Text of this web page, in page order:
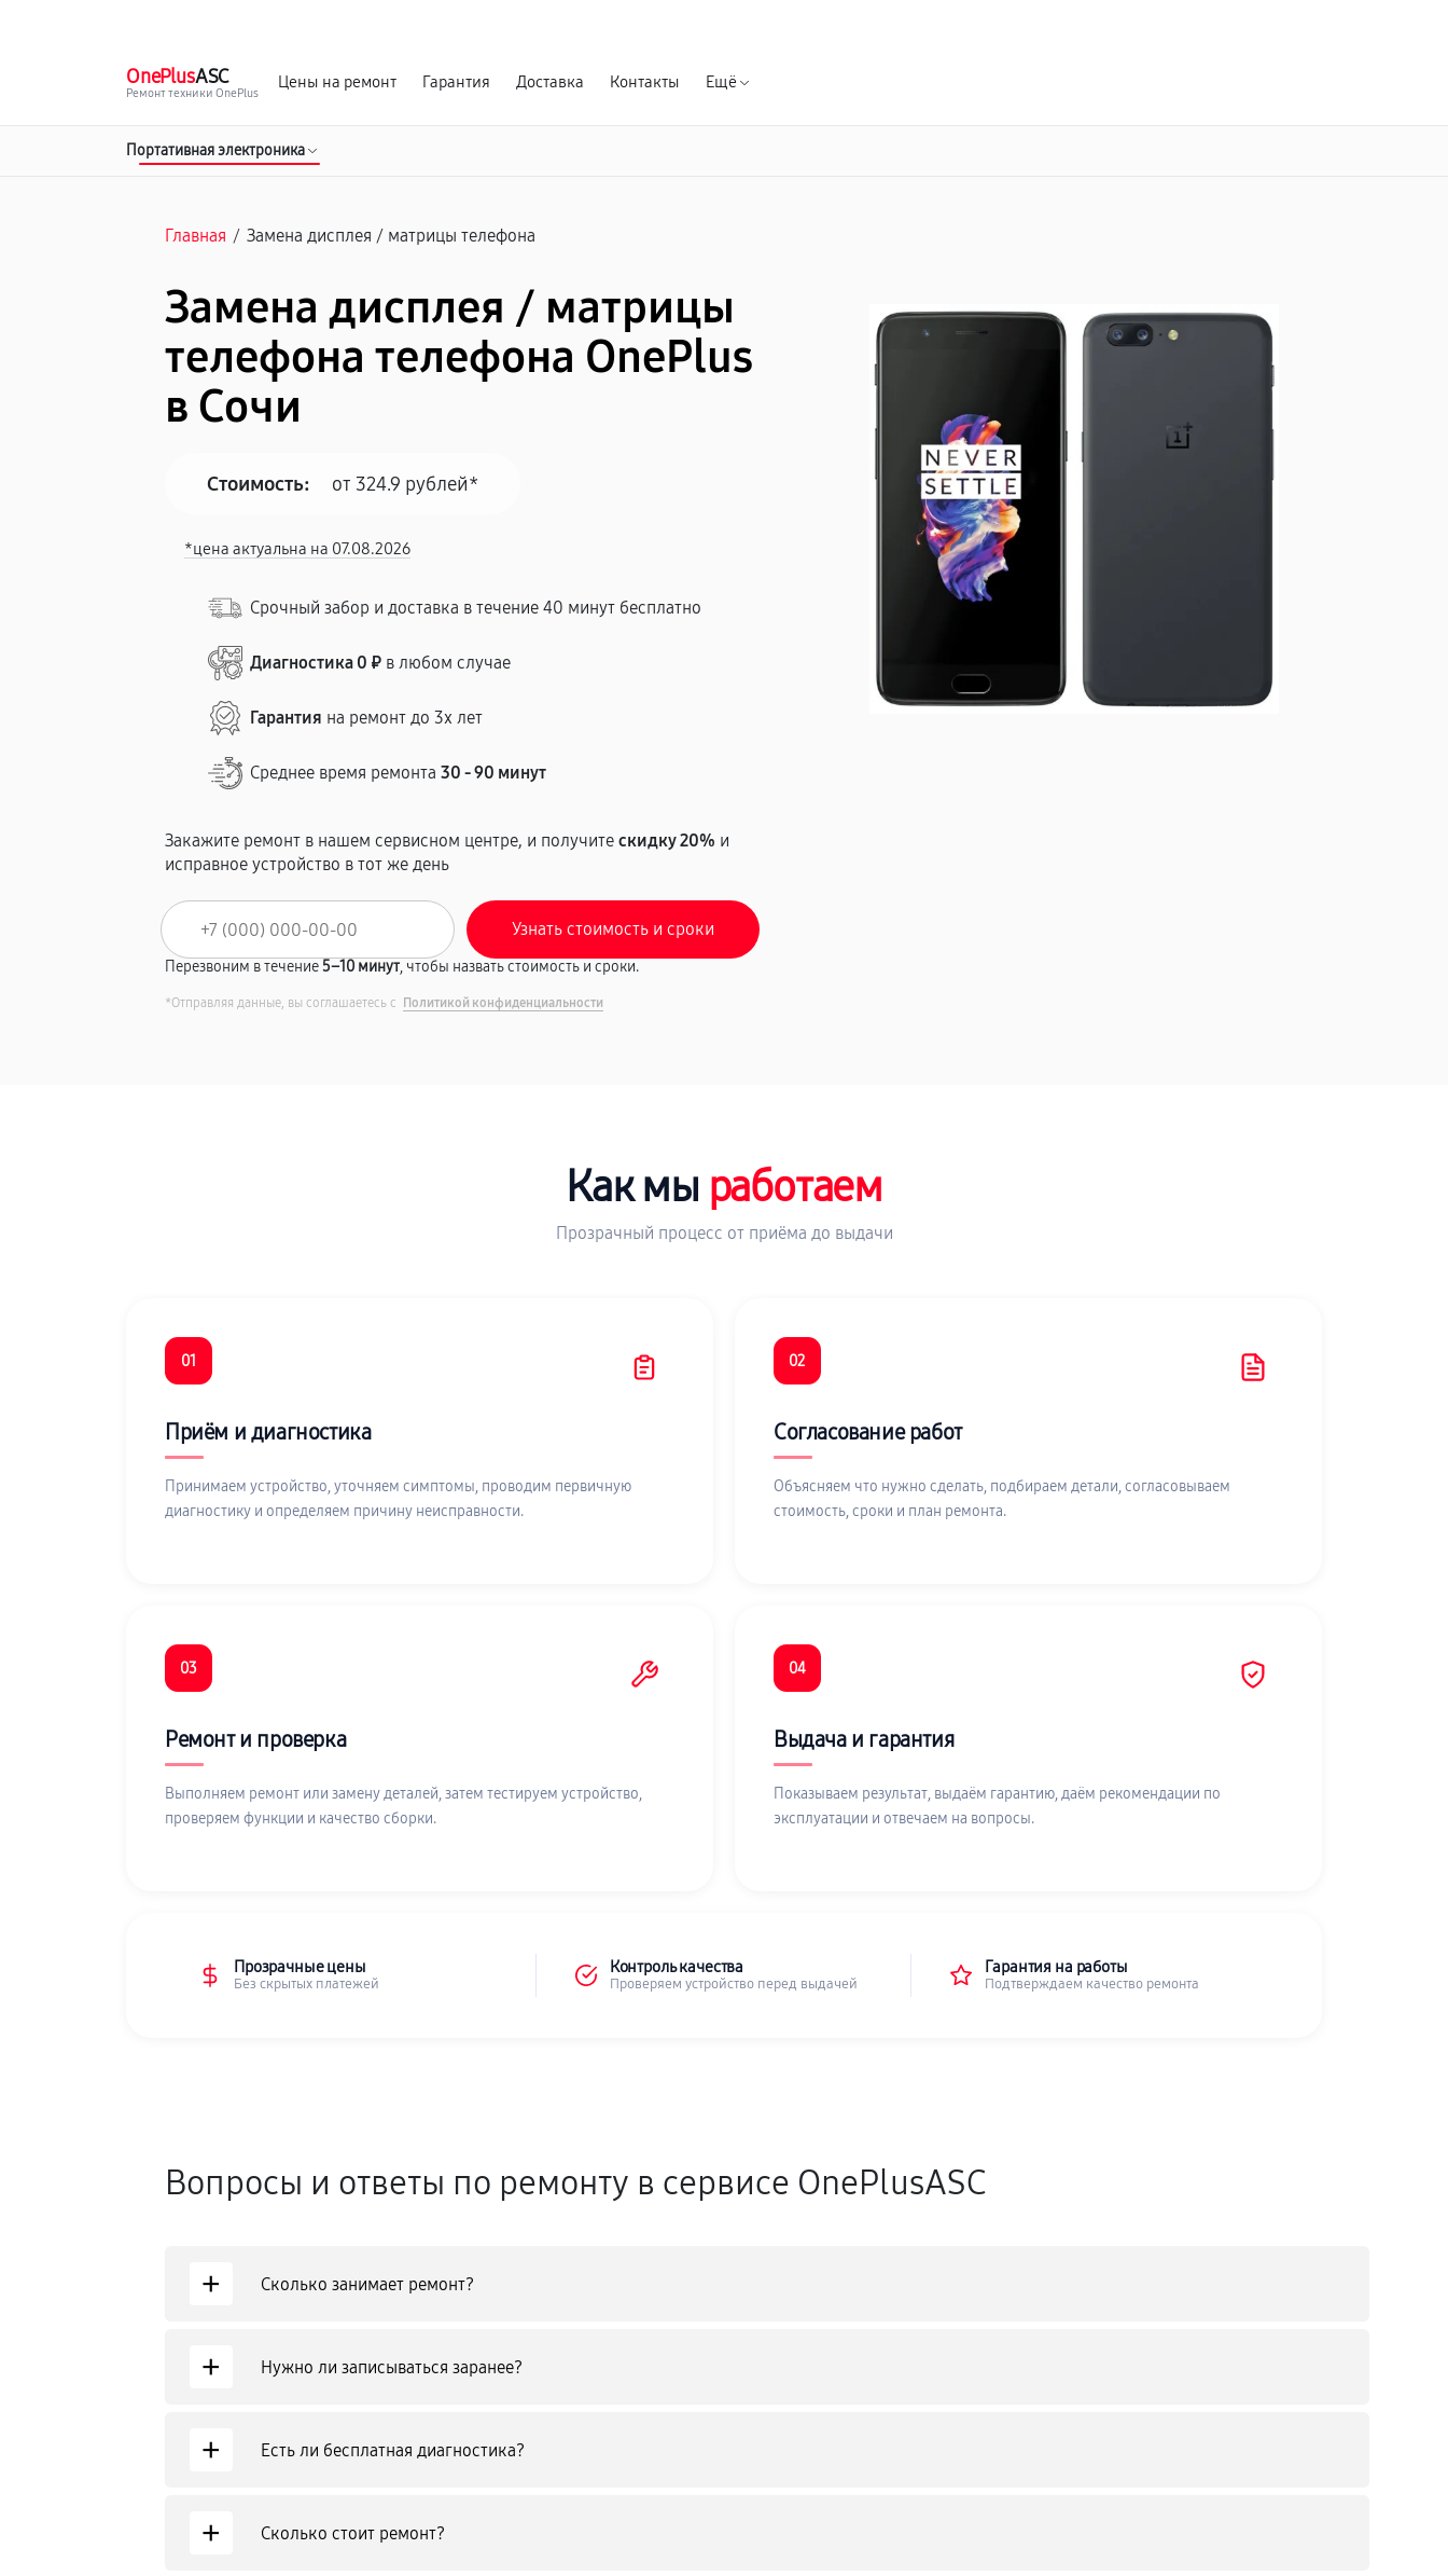
OnePlusASC
Ремонт техники OnePlus
Цены на ремонт Гарантия Доставка Контакты Ещё
Портативная электроника
Главная / Замена дисплея / матрицы телефона
Замена дисплея / матрицы
телефона телефона OnePlus
в Сочи
Стоимость: от 324.9 рублей*
*цена актуальна на 07.08.2026
Срочный забор и доставка в течение 40 минут бесплатно
Диагностика 0 ₽ в любом случае
Гарантия на ремонт до 3х лет
Среднее время ремонта30 - 90 минут
Закажите ремонт в нашем сервисном центре, и получитескидку 20% и
исправное устройство в тот же день
Перезвоним в течение5–10 минут, чтобы назвать стоимость и сроки.
*Отправляя данные, вы соглашаетесь с Политикой конфиденциальности
Как мы работаем
Прозрачный процесс от приёма до выдачи
01
Приём и диагностика
Принимаем устройство, уточняем симптомы, проводим первичную
диагностику и определяем причину неисправности.
02
Согласование работ
Объясняем что нужно сделать, подбираем детали, согласовываем
стоимость, сроки и план ремонта.
03
Ремонт и проверка
Выполняем ремонт или замену деталей, затем тестируем устройство,
проверяем функции и качество сборки.
04
Выдача и гарантия
Показываем результат, выдаём гарантию, даём рекомендации по
эксплуатации и отвечаем на вопросы.
Прозрачные цены
Без скрытых платежей
Контроль качества
Проверяем устройство перед выдачей
Гарантия на работы
Подтверждаем качество ремонта
Вопросы и ответы по ремонту в сервисе OnePlusASC
+ Сколько занимает ремонт?
+ Нужно ли записываться заранее?
+ Есть ли бесплатная диагностика?
+ Сколько стоит ремонт?